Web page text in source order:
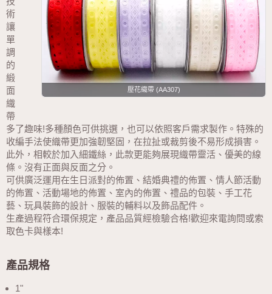
壓花織帶-色卡 (AA307)
術
讓
單
調
的
緞
面
織
帶
多了趣味!多種顏色可供挑選，也可以依照客戶需求製作。特殊的
收編手法使織帶更加強韌堅固，在拉扯或裁剪後不易形成損害。
此外，相較於加入細鐵絲，此款更能夠展現織帶靈活、優美的線
條。沒有正面與反面之分。
可供廣泛運用在生日派對的佈置、結婚典禮的佈置、情人節活動
的佈置、活動場地的佈置、室內的佈置、禮品的包裝、手工花
藝、玩具裝飾的設計、服裝的輔料以及飾品配件。
生產過程符合環保規定，產品品質經檢驗合格!歡迎來電詢問或索
取色卡與樣本!
產品規格
1"